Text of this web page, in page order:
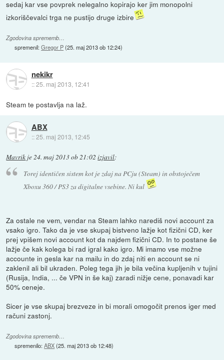
sedaj kar vse povprek nelegalno kopirajo ker jim monopolni
izkoriščevalci trga ne pustijo druge izbire
Zgodovina sprememb…
spremenil:Gregor P(25. maj 2013 ob 12:24)
nekikr
::25. maj 2013, 12:41
Steam te postavlja na laž.
ABX
::25. maj 2013, 12:45
Mavrik je24. maj 2013 ob 21:02 izjavil:
Torej identičen sistem kot je zdaj na PCju (Steam) in obstoječem
Xboxu 360 / PS3 za digitalne vsebine. Ni kul
Za ostale ne vem, vendar na Steam lahko narediš novi account za
vsako igro. Tako da je vse skupaj bistveno lažje kot fizični CD, ker
prej vpišem novi account kot da najdem fizični CD. In to postane še
lažje če kak kolega bi rad igral kako igro. Mi imamo vse možne
accounte in gesla kar na mailu in do zdaj niti en account se ni
zaklenil ali bil ukraden. Poleg tega jih je bila večina kupljenih v tujini
(Rusija, India, ... če VPN in še kaj) zaradi nižje cene, ponavadi kar
50% ceneje.
Sicer je vse skupaj brezveze in bi morali omogočit prenos iger med
računi zastonj.
Zgodovina sprememb…
spremenilo:ABX(25. maj 2013 ob 12:48)